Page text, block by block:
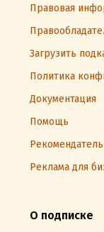
Правовая
Загрузить
Политика
Документация
Помощь
Реклама для
О подписке